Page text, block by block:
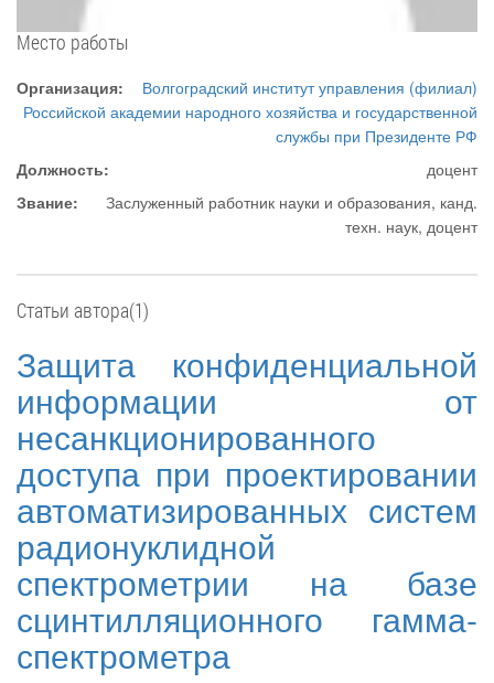
Место работы
Организация:
Волгоградский институт управления (филиал)
Российской академии народного хозяйства и государственной
службы при Президенте РФ
Должность:
доцент
Звание:
Заслуженный работник науки и образования, канд.
техн. наук, доцент
Статьи автора(1)
Защита конфиденциальной
информации от
несанкционированного
доступа при проектировании
автоматизированных систем
радионуклидной
спектрометрии на базе
сцинтилляционного гамма-
спектрометра